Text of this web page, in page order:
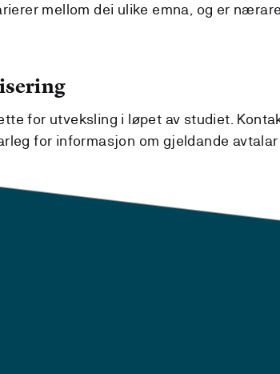
mellom dei ulike emna, og er
for utveksling i løpet av studiet.
for informasjon om gjeldande avtalar